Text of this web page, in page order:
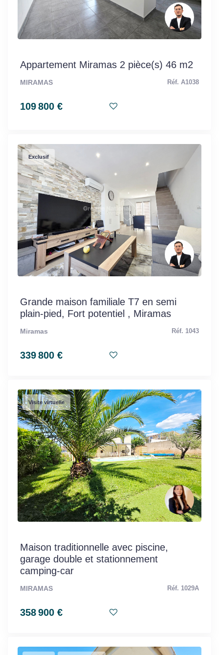
Appartement Miramas 2 pièce(s) 46 m2
MIRAMAS Réf. A1038
109 800 €
Exclusif
Grande maison familiale T7 en semi
plain-pied, Fort potentiel , Miramas
Miramas Réf. 1043
339 800 €
Visite virtuelle
Maison traditionnelle avec piscine,
garage double et stationnement
camping-car
MIRAMAS Réf. 1029A
358 900 €